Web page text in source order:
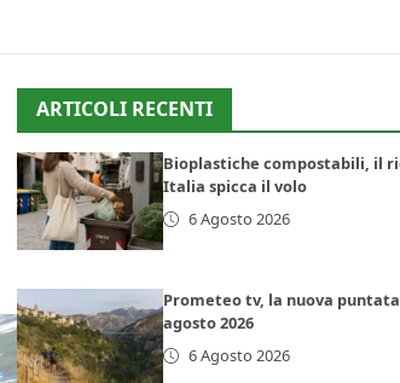
ARTICOLI RECENTI
Bioplastiche compostabili, il
Italia spicca il volo
6 Agosto 2026
Prometeo tv, la nuova
agosto 2026
6 Agosto 2026